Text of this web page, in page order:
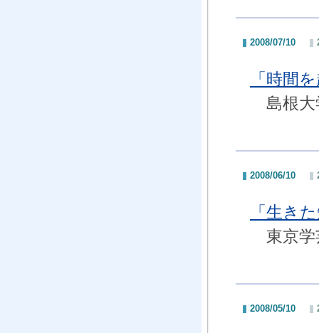
2008/07/10
「時間
島根大
2008/06/10
「生き
東京学
2008/05/10